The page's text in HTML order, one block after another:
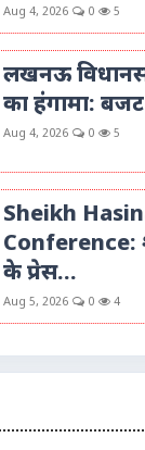
Aug 4, 2026 0 5
लखनऊ
का हंगामा:
Aug 4, 2026 0 5
Sheikh
Conference:
के प्रेस...
Aug 5, 2026 0 4